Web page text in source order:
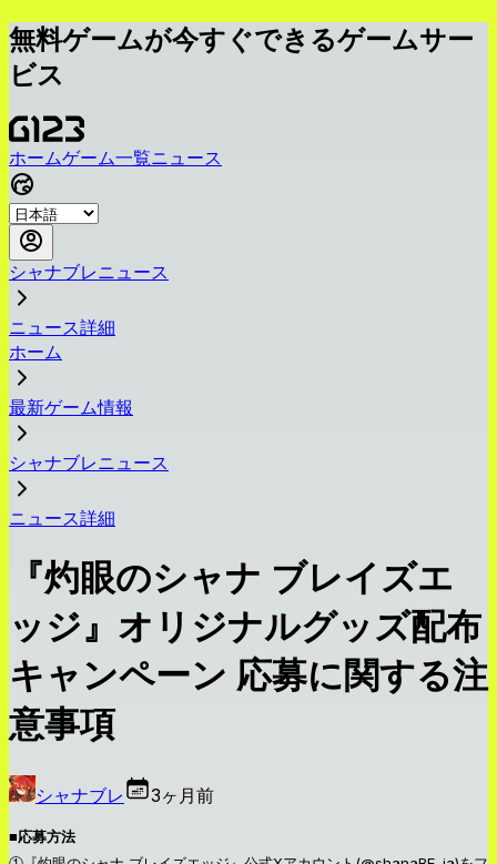
無料ゲームが今すぐできるゲームサー
ビス
ホームゲーム一覧ニュース
シャナブレニュース
ニュース詳細
ホーム
最新ゲーム情報
シャナブレニュース
ニュース詳細
『灼眼のシャナ ブレイズエ
ッジ』オリジナルグッズ配布
キャンペーン 応募に関する注
意事項
シャナブレ 3ヶ月前
■応募方法